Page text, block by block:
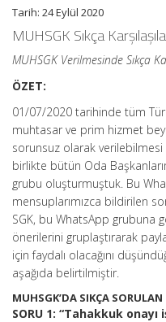
Tarih: 24 Eylül 2020
MUHSGK Sıkça
MUHSGK Verilmesinde Sıkça
ÖZET:
01/07/2020 tarihinde tüm
muhtasar ve prim hizmet
sorunsuz olarak verilebilmesi
birlikte bütün Oda
grubu oluşturmuştuk. Bu
mensuplarımızca bildirilen
SGK, bu WhatsApp grubuna
önerilerini gruplaştırarak
için faydalı olacağını
aşağıda belirtilmiştir.
MUHSGK’DA SIKÇA
SORU 1: “Tahakkuk onayı